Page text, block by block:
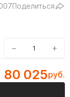
Поделиться
− +
80 025руб.